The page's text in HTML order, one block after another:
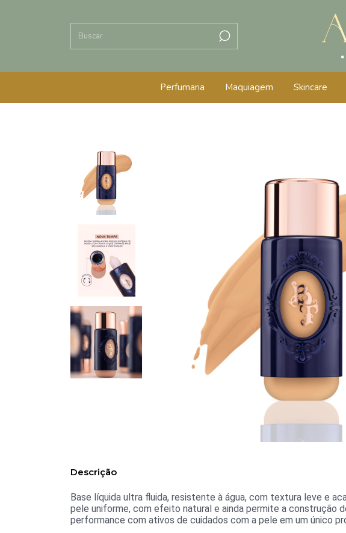
Perfumaria Maquiagem Skincare
Descrição
Base líquida ultra fluida, resistente à água, com textura leve e
pele uniforme, com efeito natural e ainda permite a construção
performance com ativos de cuidados com a pele em um único